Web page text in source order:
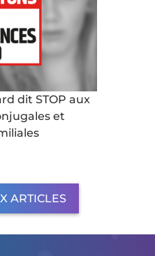
dit STOP aux
et
ARTICLES